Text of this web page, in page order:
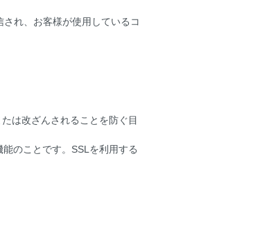
れ、お客様が使用しているコ
は改ざんされることを防ぐ目
のことです。SSLを利用する